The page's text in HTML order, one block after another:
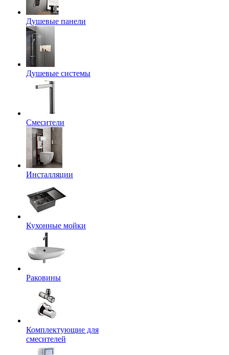
Душевые панели
Душевые системы
Смесители
Инсталляции
Кухонные мойки
Раковины
Комплектующие для
смесителей